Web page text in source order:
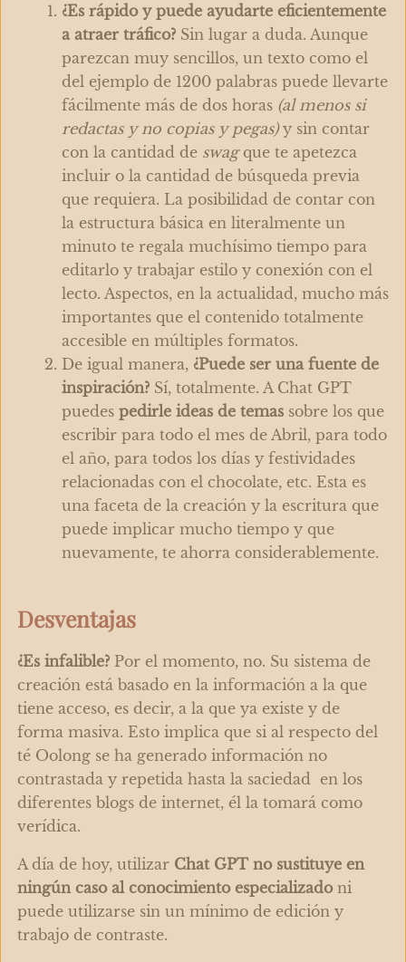
¿Es rápido y puede ayudarte eficientemente
a atraer tráfico? Sin lugar a duda. Aunque
parezcan muy sencillos, un texto como el
del ejemplo de 1200 palabras puede llevarte
fácilmente más de dos horas (al menos si
redactas y no copias y pegas)y sin contar
con la cantidad de swagque te apetezca
incluir o la cantidad de búsqueda previa
que requiera. La posibilidad de contar con
la estructura básica en literalmente un
minuto te regala muchísimo tiempo para
editarlo y trabajar estilo y conexión con el
lecto. Aspectos, en la actualidad, mucho más
importantes que el contenido totalmente
accesible en múltiples formatos.
De igual manera, ¿Puede ser una fuente de
inspiración? Sí, totalmente. A Chat GPT
puedespedirle ideas de temas sobre los que
escribir para todo el mes de Abril, para todo
el año, para todos los días y festividades
relacionadas con el chocolate, etc. Esta es
una faceta de la creación y la escritura que
puede implicar mucho tiempo y que
nuevamente, te ahorra considerablemente.
Desventajas
¿Es infalible?Por el momento, no. Su sistema de
creación está basado en la información a la que
tiene acceso, es decir, a la que ya existe y de
forma masiva. Esto implica que si al respecto del
té Oolong se ha generado información no
contrastada y repetida hasta la saciedad en los
diferentes blogs de internet, él la tomará como
verídica.
A día de hoy, utilizar Chat GPT no sustituye en
ningún caso al conocimiento especializado ni
puede utilizarse sin un mínimo de edición y
trabajo de contraste.